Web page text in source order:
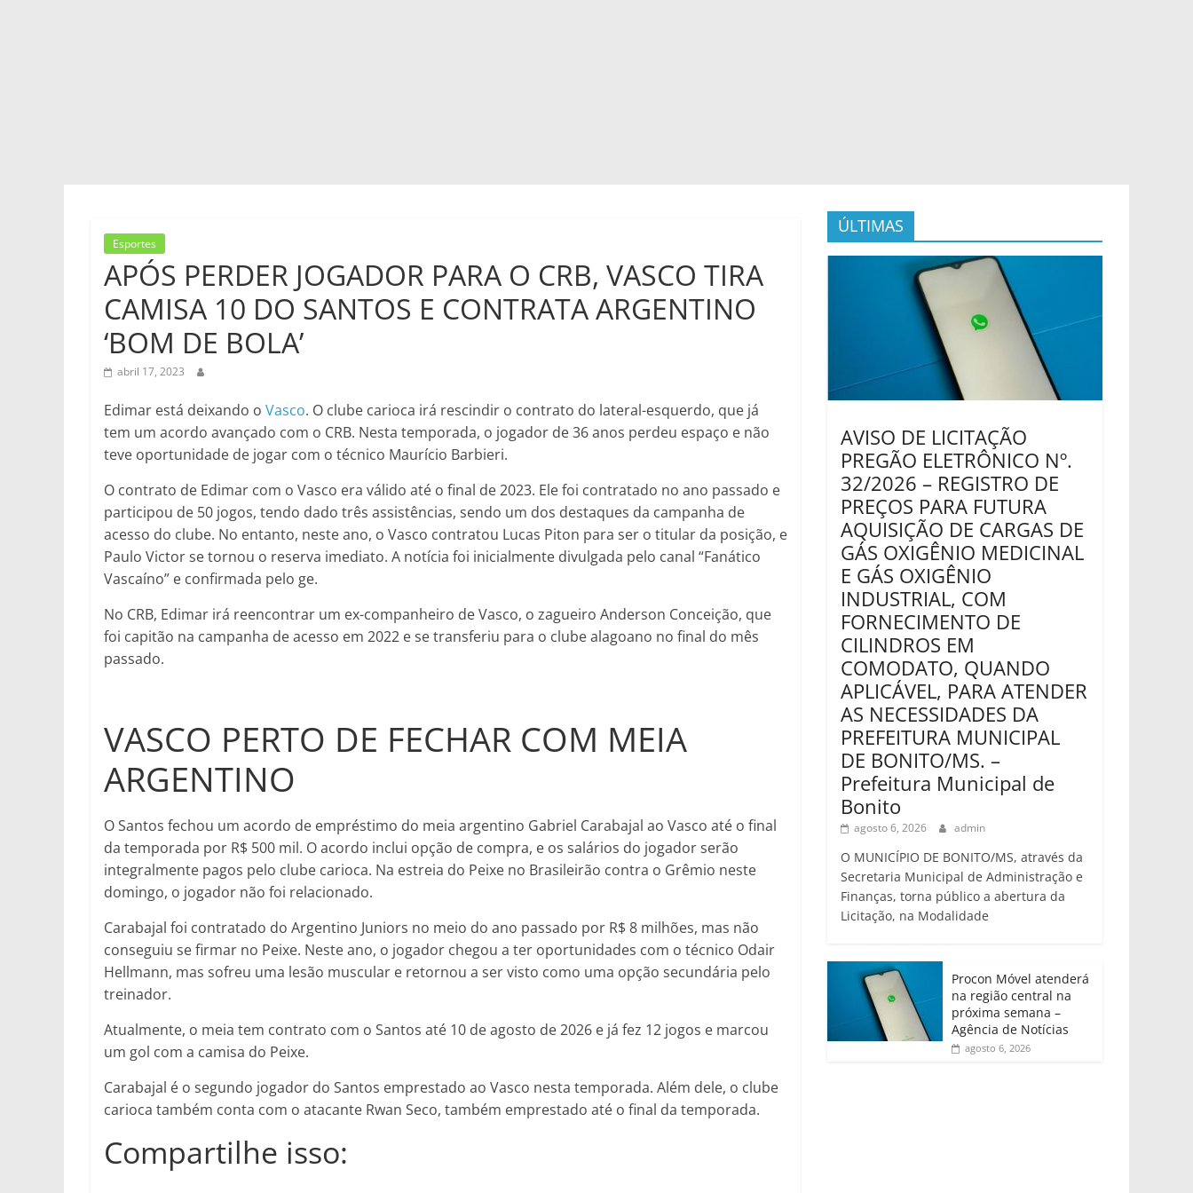
Esportes
APÓS PERDER JOGADOR PARA O CRB, VASCO TIRA
CAMISA 10 DO SANTOS E CONTRATA ARGENTINO
‘BOM DE BOLA’
abril 17, 2023
Edimar está deixando o Vasco. O clube carioca irá rescindir o contrato do lateral-esquerdo, que já
tem um acordo avançado com o CRB. Nesta temporada, o jogador de 36 anos perdeu espaço e não
teve oportunidade de jogar com o técnico Maurício Barbieri.
O contrato de Edimar com o Vasco era válido até o final de 2023. Ele foi contratado no ano passado e
participou de 50 jogos, tendo dado três assistências, sendo um dos destaques da campanha de
acesso do clube. No entanto, neste ano, o Vasco contratou Lucas Piton para ser o titular da posição, e
Paulo Victor se tornou o reserva imediato. A notícia foi inicialmente divulgada pelo canal “Fanático
Vascaíno” e confirmada pelo ge.
No CRB, Edimar irá reencontrar um ex-companheiro de Vasco, o zagueiro Anderson Conceição, que
foi capitão na campanha de acesso em 2022 e se transferiu para o clube alagoano no final do mês
passado.
VASCO PERTO DE FECHAR COM MEIA
ARGENTINO
O Santos fechou um acordo de empréstimo do meia argentino Gabriel Carabajal ao Vasco até o final
da temporada por R$ 500 mil. O acordo inclui opção de compra, e os salários do jogador serão
integralmente pagos pelo clube carioca. Na estreia do Peixe no Brasileirão contra o Grêmio neste
domingo, o jogador não foi relacionado.
Carabajal foi contratado do Argentino Juniors no meio do ano passado por R$ 8 milhões, mas não
conseguiu se firmar no Peixe. Neste ano, o jogador chegou a ter oportunidades com o técnico Odair
Hellmann, mas sofreu uma lesão muscular e retornou a ser visto como uma opção secundária pelo
treinador.
Atualmente, o meia tem contrato com o Santos até 10 de agosto de 2026 e já fez 12 jogos e marcou
um gol com a camisa do Peixe.
Carabajal é o segundo jogador do Santos emprestado ao Vasco nesta temporada. Além dele, o clube
carioca também conta com o atacante Rwan Seco, também emprestado até o final da temporada.
Compartilhe isso:
ÚLTIMAS
AVISO DE LICITAÇÃO
PREGÃO ELETRÔNICO Nº.
32/2026 – REGISTRO DE
PREÇOS PARA FUTURA
AQUISIÇÃO DE CARGAS DE
GÁS OXIGÊNIO MEDICINAL
E GÁS OXIGÊNIO
INDUSTRIAL, COM
FORNECIMENTO DE
CILINDROS EM
COMODATO, QUANDO
APLICÁVEL, PARA ATENDER
AS NECESSIDADES DA
PREFEITURA MUNICIPAL
DE BONITO/MS. –
Prefeitura Municipal de
Bonito
agosto 6, 2026 admin
O MUNICÍPIO DE BONITO/MS, através da
Secretaria Municipal de Administração e
Finanças, torna público a abertura da
Licitação, na Modalidade
Procon Móvel atenderá
na região central na
próxima semana –
Agência de Notícias
agosto 6, 2026